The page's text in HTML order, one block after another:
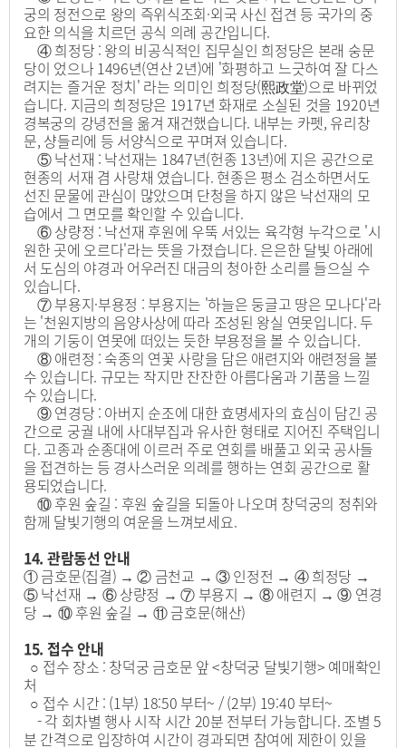
궁의 정전으로 왕의 즉위식조회·외국 사신 접견 등 국가의 중
요한 의식을 치르던 공식 의례 공간입니다.
④ 희정당 : 왕의 비공식적인 집무실인 희정당은 본래 숭문
당이 었으나 1496년(연산 2년)에 '화평하고 느긋하여 잘 다스
려지는 즐거운 정치' 라는 의미인 희정당(熙政堂)으로 바뀌었
습니다. 지금의 희정당은 1917년 화재로 소실된 것을 1920년
경복궁의 강녕전을 옮겨 재건했습니다. 내부는 카펫, 유리창
문, 샹들리에 등 서양식으로 꾸며져 있습니다.
⑤ 낙선재 : 낙선재는 1847년(헌종 13년)에 지은 공간으로
현종의 서재 겸 사랑채 였습니다. 현종은 평소 검소하면서도
선진 문물에 관심이 많았으며 단청을 하지 않은 낙선재의 모
습에서 그 면모를 확인할 수 있습니다.
⑥ 상량정 : 낙선재 후원에 우뚝 서있는 육각형 누각으로 '시
원한 곳에 오르다'라는 뜻을 가졌습니다. 은은한 달빛 아래에
서 도심의 야경과 어우러진 대금의 청아한 소리를 들으실 수
있습니다.
⑦ 부용지·부용정 : 부용지는 '하늘은 둥글고 땅은 모나다'라
는 '천원지방의 음양사상에 따라 조성된 왕실 연못입니다. 두
개의 기둥이 연못에 떠있는 듯한 부용정을 볼 수 있습니다.
⑧ 애련정 : 숙종의 연꽃 사랑을 담은 애련지와 애련정을 볼
수 있습니다. 규모는 작지만 잔잔한 아름다움과 기품을 느낄
수 있습니다.
⑨ 연경당 : 아버지 순조에 대한 효명세자의 효심이 담긴 공
간으로 궁궐 내에 사대부집과 유사한 형태로 지어진 주택입니
다. 고종과 순종대에 이르러 주로 연회를 배풀고 외국 공사들
을 접견하는 등 경사스러운 의례를 행하는 연회 공간으로 활
용되었습니다.
⑩ 후원 숲길 : 후원 숲길을 되돌아 나오며 창덕궁의 정취와
함께 달빛기행의 여운을 느껴보세요.
14. 관람동선 안내
① 금호문(집결) → ② 금천교 → ③ 인정전 → ④ 희정당 →
⑤ 낙선재 → ⑥ 상량정 → ⑦ 부용지 → ⑧ 애련지 → ⑨ 연경
당 → ⑩ 후원 숲길 → ⑪ 금호문(해산)
15. 접수 안내
○ 접수 장소 : 창덕궁 금호문 앞 <창덕궁 달빛기행> 예매확인
처
○ 접수 시간 : (1부) 18:50 부터~ / (2부) 19:40 부터~
- 각 회차별 행사 시작 시간 20분 전부터 가능합니다. 조별 5
분 간격으로 입장하여 시간이 경과되면 참여에 제한이 있을